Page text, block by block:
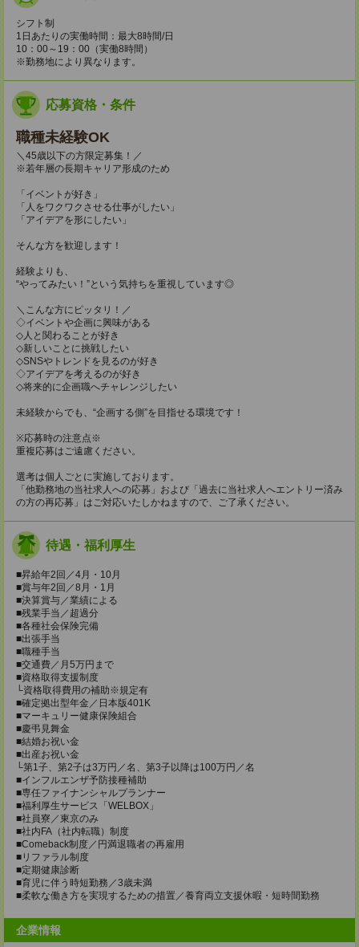
シフト制
1日あたりの実働時間：最大8時間/日
10：00～19：00（実働8時間）
※勤務地により異なります。
応募資格・条件
職種未経験OK
＼45歳以下の方限定募集！／
※若年層の長期キャリア形成のため
「イベントが好き」
「人をワクワクさせる仕事がしたい」
「アイデアを形にしたい」
そんな方を歓迎します！
経験よりも、
“やってみたい！”という気持ちを重視しています◎
＼こんな方にピッタリ！／
◇イベントや企画に興味がある
◇人と関わることが好き
◇新しいことに挑戦したい
◇SNSやトレンドを見るのが好き
◇アイデアを考えるのが好き
◇将来的に企画職へチャレンジしたい
未経験からでも、“企画する側”を目指せる環境です！
※応募時の注意点※
重複応募はご遠慮ください。
選考は個人ごとに実施しております。
「他勤務地の当社求人への応募」および「過去に当社求人へエントリー済み
の方の再応募」はご対応いたしかねますので、ご了承ください。
待遇・福利厚生
■昇給年2回／4月・10月
■賞与年2回／8月・1月
■決算賞与／業績による
■残業手当／超過分
■各種社会保険完備
■出張手当
■職種手当
■交通費／月5万円まで
■資格取得支援制度
└資格取得費用の補助※規定有
■確定拠出型年金／日本版401K
■マーキュリー健康保険組合
■慶弔見舞金
■結婚お祝い金
■出産お祝い金
└第1子、第2子は3万円／名、第3子以降は100万円／名
■インフルエンザ予防接種補助
■専任ファイナンシャルプランナー
■福利厚生サービス「WELBOX」
■社員寮／東京のみ
■社内FA（社内転職）制度
■Comeback制度／円満退職者の再雇用
■リファラル制度
■定期健康診断
■育児に伴う時短勤務／3歳未満
■柔軟な働き方を実現するための措置／養育両立支援休暇・短時間勤務
企業情報